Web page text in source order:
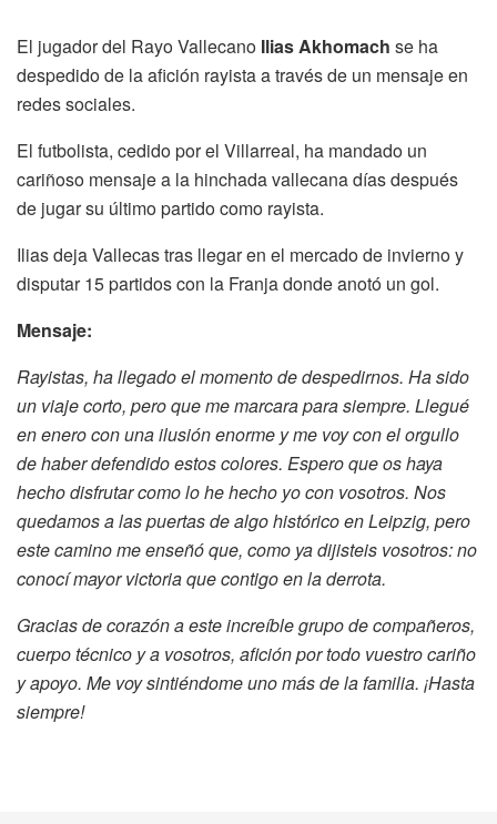
El jugador del Rayo Vallecano Ilias Akhomach se ha
despedido de la afición rayista a través de un mensaje en
redes sociales.
El futbolista, cedido por el Villarreal, ha mandado un
cariñoso mensaje a la hinchada vallecana días después
de jugar su último partido como rayista.
Ilias deja Vallecas tras llegar en el mercado de invierno y
disputar 15 partidos con la Franja donde anotó un gol.
Mensaje:
Rayistas, ha llegado el momento de despedirnos. Ha sido
un viaje corto, pero que me marcara para siempre. Llegué
en enero con una ilusión enorme y me voy con el orgullo
de haber defendido estos colores. Espero que os haya
hecho disfrutar como lo he hecho yo con vosotros. Nos
quedamos a las puertas de algo histórico en Leipzig, pero
este camino me enseñó que, como ya dijisteis vosotros: no
conocí mayor victoria que contigo en la derrota.
Gracias de corazón a este increíble grupo de compañeros,
cuerpo técnico y a vosotros, afición por todo vuestro cariño
y apoyo. Me voy sintiéndome uno más de la familia. ¡Hasta
siempre!